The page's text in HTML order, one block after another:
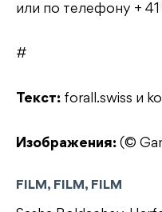
или по телефону + 41
#
Текст: forall.swiss и
Изображения: (©
FILM, FILM, FILM